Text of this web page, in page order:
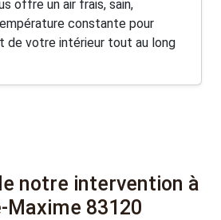
offre un air frais, sain,
constante pour
de votre intérieur tout au long
notre intervention à
Maxime 83120